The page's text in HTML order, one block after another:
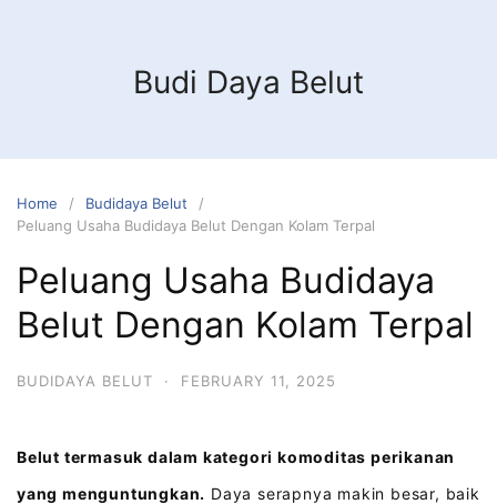
Budi Daya Belut
Home
Budidaya Belut
Peluang Usaha Budidaya Belut Dengan Kolam Terpal
Peluang Usaha Budidaya
Belut Dengan Kolam Terpal
BUDIDAYA BELUT · FEBRUARY 11, 2025
Belut termasuk dalam kategori komoditas perikanan
yang menguntungkan. Daya serapnya makin besar, baik